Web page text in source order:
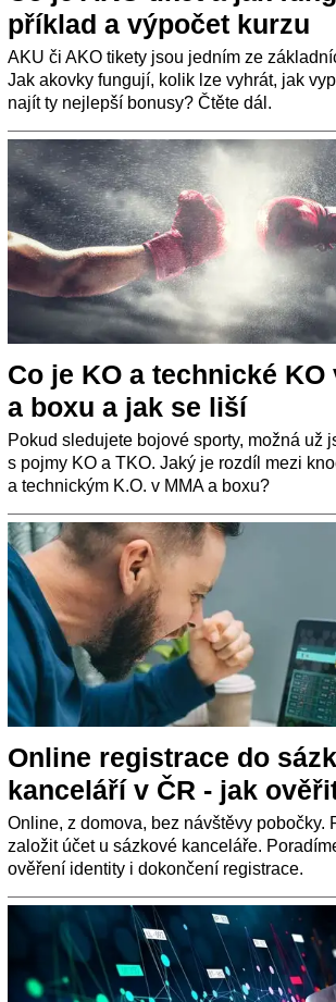
příklad a výpočet kurzu
AKU či AKO tikety jsou jedním ze
Jak akovky fungují, kolik lze vyhrát, jak
najít ty nejlepší bonusy? Čtěte dál.
Co je KO a technické KO
a boxu a jak se liší
Pokud sledujete bojové sporty, možná už
s pojmy KO a TKO. Jaký je rozdíl mezi
a technickým K.O. v MMA a boxu?
Online registrace do
kanceláří v ČR - jak
Online, z domova, bez návštěvy pobočky.
založit účet u sázkové kanceláře.
ověření identity i dokončení registrace.